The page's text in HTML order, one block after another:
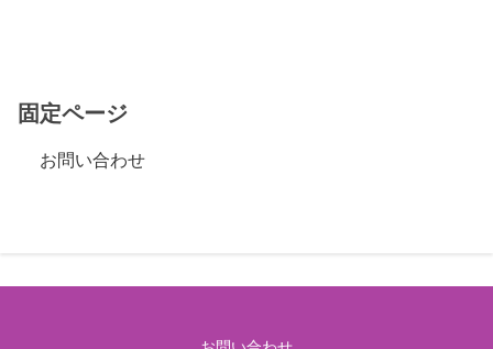
固定ページ
お問い合わせ